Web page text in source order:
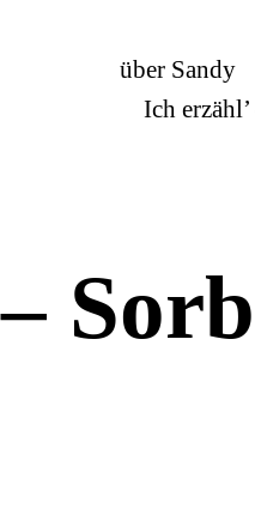
über Sandy
Ich